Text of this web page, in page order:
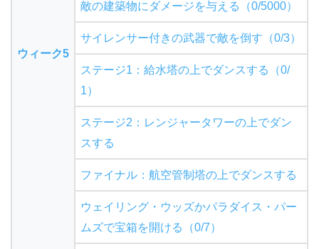
ウィーク5
敵の建築物にダメージを与える（0/5000）
サイレンサー付きの武器で敵を倒す（0/3）
ステージ1：給水塔の上でダンスする（0/
1）
ステージ2：レンジャータワーの上でダン
スする
ファイナル：航空管制塔の上でダンスする
ウェイリング・ウッズかパラダイス・パー
ムズで宝箱を開ける（0/7）